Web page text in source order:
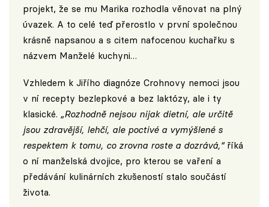
projekt, že se mu Marika rozhodla věnovat na plný
úvazek. A to celé teď přerostlo v první společnou
krásně napsanou a s citem nafocenou kuchařku s
názvem Manželé kuchyni…
Vzhledem k Jiřího diagnóze Crohnovy nemoci jsou
v ní recepty bezlepkové a bez laktózy, ale i ty
klasické. „Rozhodně nejsou nijak dietní, ale určitě
jsou zdravější, lehčí, ale poctivé a vymýšlené s
respektem k tomu, co zrovna roste a dozrává,“říká
o ní manželská dvojice, pro kterou se vaření a
předávání kulinárních zkušeností stalo součástí
života.